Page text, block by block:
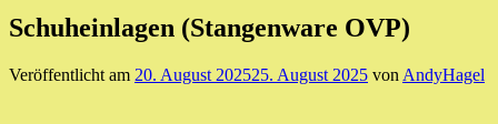
Schuheinlagen (Stangenware OVP)
Veröffentlicht am 20. August 202525. August 2025 von AndyHagel